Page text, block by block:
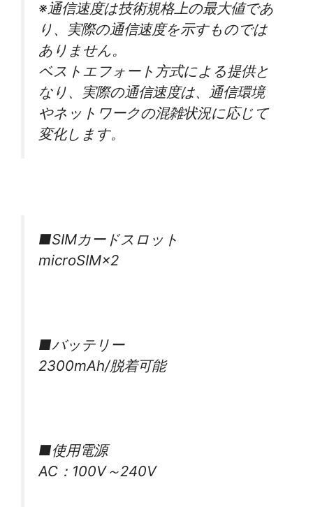
※通信速度は技術規格上の最大値であ
り、実際の通信速度を示すものでは
ありません。
ベストエフォート方式による提供と
なり、実際の通信速度は、通信環境
やネットワークの混雑状況に応じて
変化します。
■SIMカードスロット
microSIM×2
■バッテリー
2300mAh/脱着可能
■使用電源
AC：100V～240V